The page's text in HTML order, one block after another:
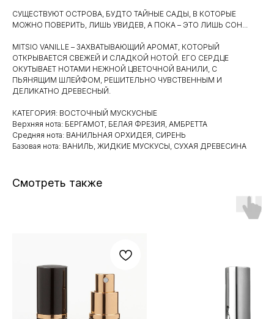
СУЩЕСТВУЮТ ОСТРОВА, БУДТО ТАЙНЫЕ САДЫ, В КОТОРЫЕ
МОЖНО ПОВЕРИТЬ, ЛИШЬ УВИДЕВ, А ПОКА – ЭТО ЛИШЬ СОН...
MITSIO VANILLE – ЗАХВАТЫВАЮЩИЙ АРОМАТ, КОТОРЫЙ
ОТКРЫВАЕТСЯ СВЕЖЕЙ И СЛАДКОЙ НОТОЙ. ЕГО СЕРДЦЕ
ОКУТЫВАЕТ НОТАМИ НЕЖНОЙ ЦВЕТОЧНОЙ ВАНИЛИ, С
ПЬЯНЯЩИМ ШЛЕЙФОМ, РЕШИТЕЛЬНО ЧУВСТВЕННЫМ И
ДЕЛИКАТНО ДРЕВЕСНЫЙ.
КАТЕГОРИЯ: ВОСТОЧНЫЙ МУСКУСНЫЕ
Верхняя нота: БЕРГАМОТ, БЕЛАЯ ФРЕЗИЯ, АМБРЕТТА
Средняя нота: ВАНИЛЬНАЯ ОРХИДЕЯ, СИРЕНЬ
Базовая нота: ВАНИЛЬ, ЖИДКИЕ МУСКУСЫ, СУХАЯ ДРЕВЕСИНА
Смотреть также